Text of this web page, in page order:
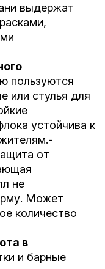
выдержат
пользуются
или стулья для
устойчива к
от
не
Может
количество
в
и барные